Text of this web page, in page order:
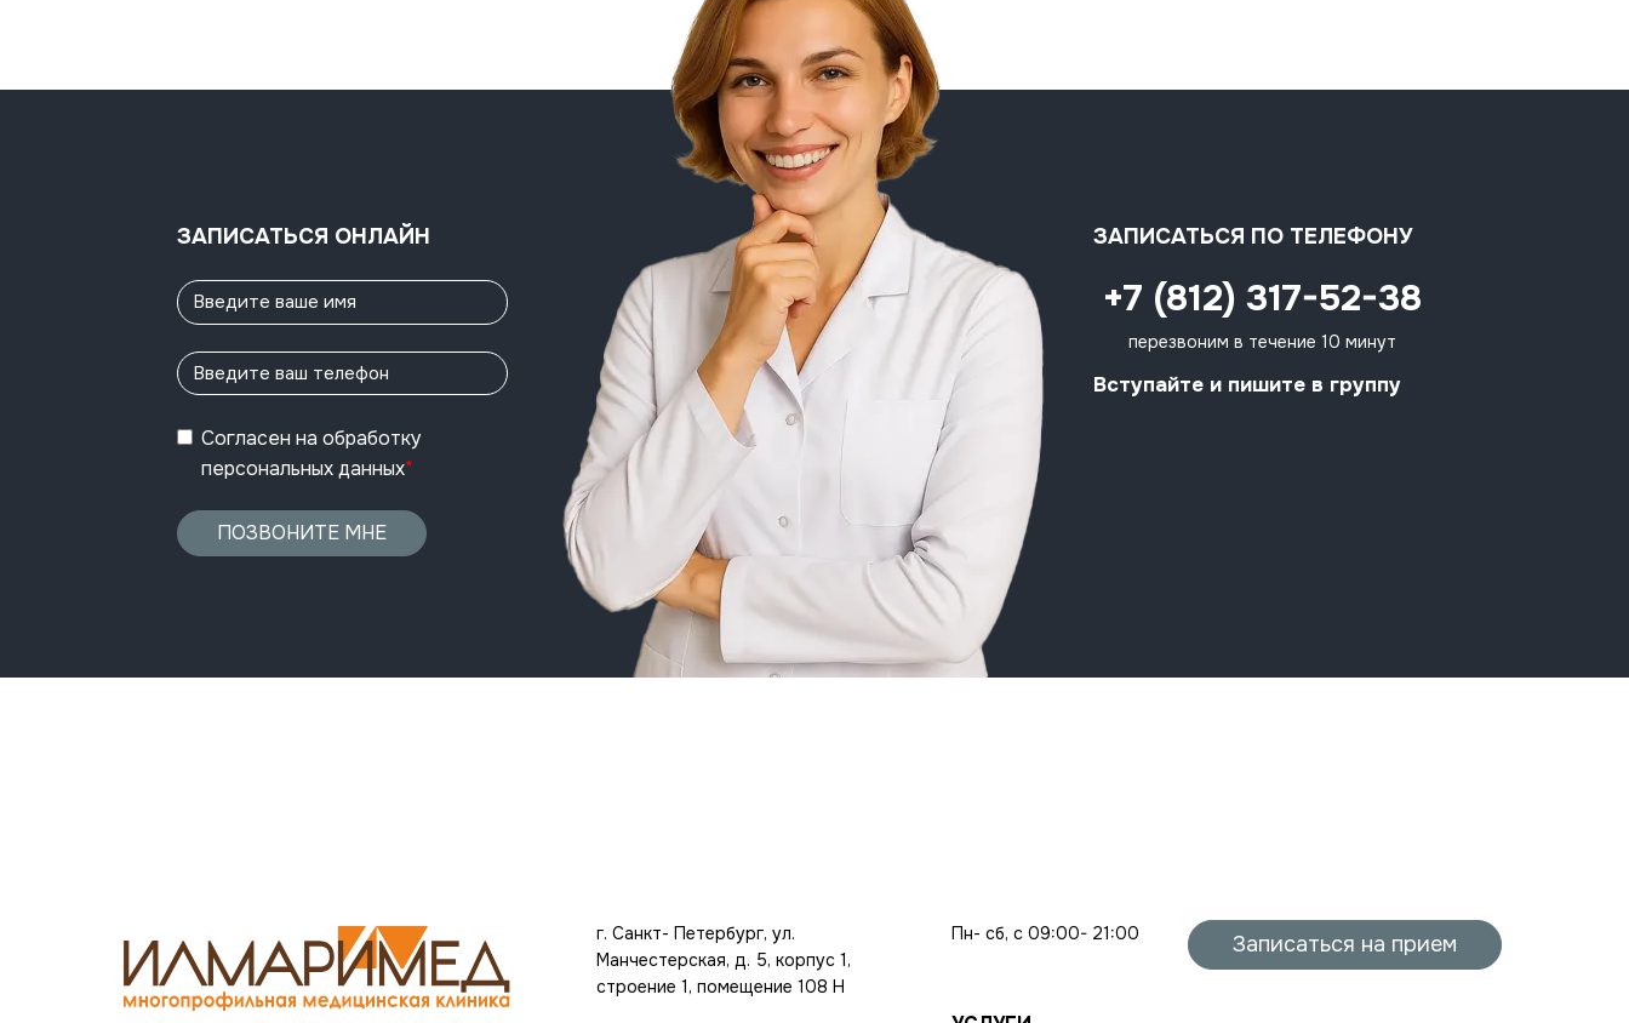
ЗАПИСАТЬСЯ ОНЛАЙН
Согласен на обработку
персональных данных*
ПОЗВОНИТЕ МНЕ
ЗАПИСАТЬСЯ ПО ТЕЛЕФОНУ
+7 (812) 317-52-38
перезвоним в течение 10 минут
Вступайте и пишите в группу
г. Санкт- Петербург, ул.
Манчестерская, д. 5, корпус 1,
строение 1, помещение 108 Н
Пн- сб, с 09:00- 21:00 Записаться на прием